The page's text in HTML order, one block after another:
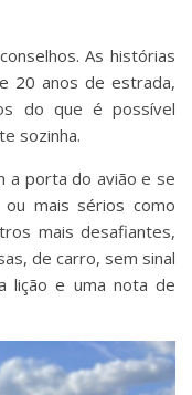
As histórias
20 anos de estrada,
do que é possível
sozinha.
a porta do avião e se
mais sérios como
mais desafiantes,
de carro, sem sinal
lição e uma nota de